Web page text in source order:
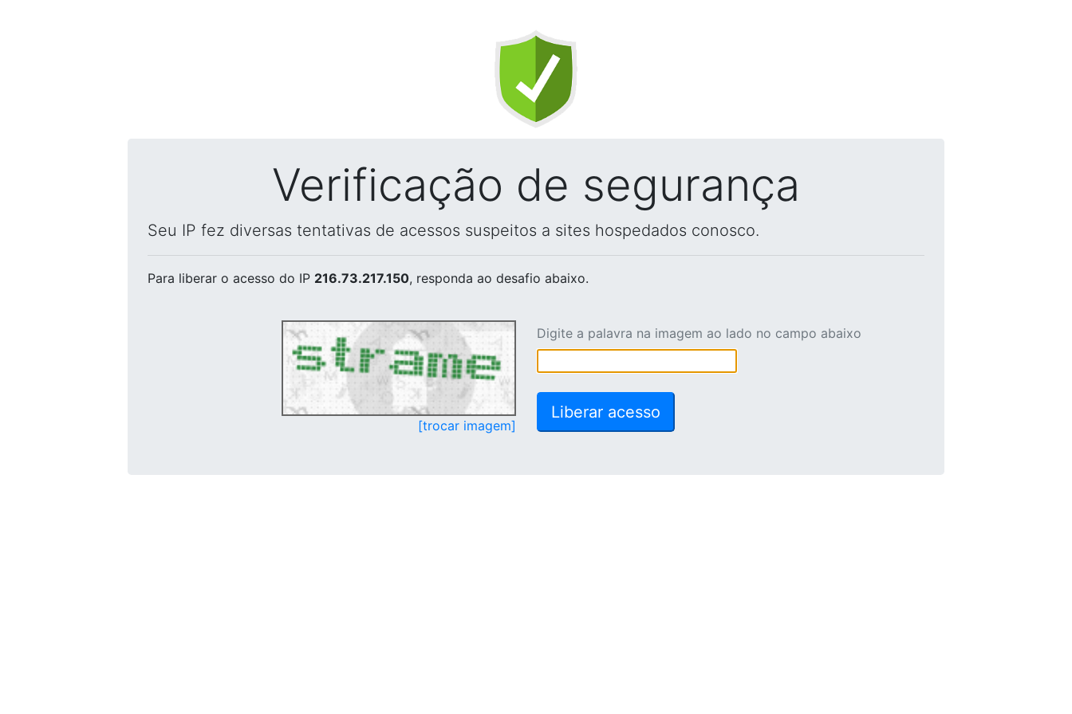
Verificação de segurança
Seu IP fez diversas tentativas de acessos suspeitos a sites hospedados conosco.
Para liberar o acesso do IP 216.73.217.150, responda ao desafio abaixo.
[trocar imagem]
Digite a palavra na imagem ao lado no campo abaixo